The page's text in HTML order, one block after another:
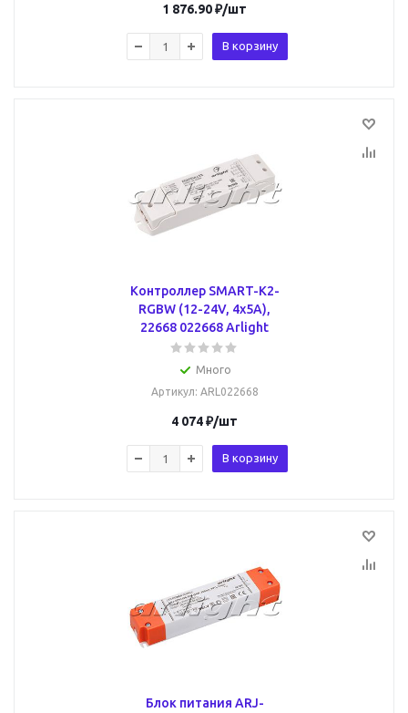
1 876.90₽/шт
В корзину
Контроллер SMART-K2-
RGBW (12-24V, 4x5A),
22668 022668 Arlight
Много
Артикул: ARL022668
4 074₽/шт
В корзину
Блок питания ARJ-